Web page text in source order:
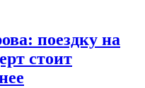
поездку на
стоит